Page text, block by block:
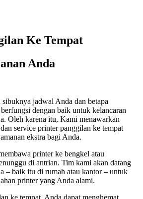
Ke Tempat
Anda
jadwal Anda dan betapa
dengan baik untuk kelancaran
Oleh karena itu, Kami menawarkan
service printer panggilan ke tempat
ekstra bagi Anda.
printer ke bengkel atau
di antrian. Tim kami akan datang
– baik itu di rumah atau kantor – untuk
printer yang Anda alami.
ke tempat, Anda dapat menghemat